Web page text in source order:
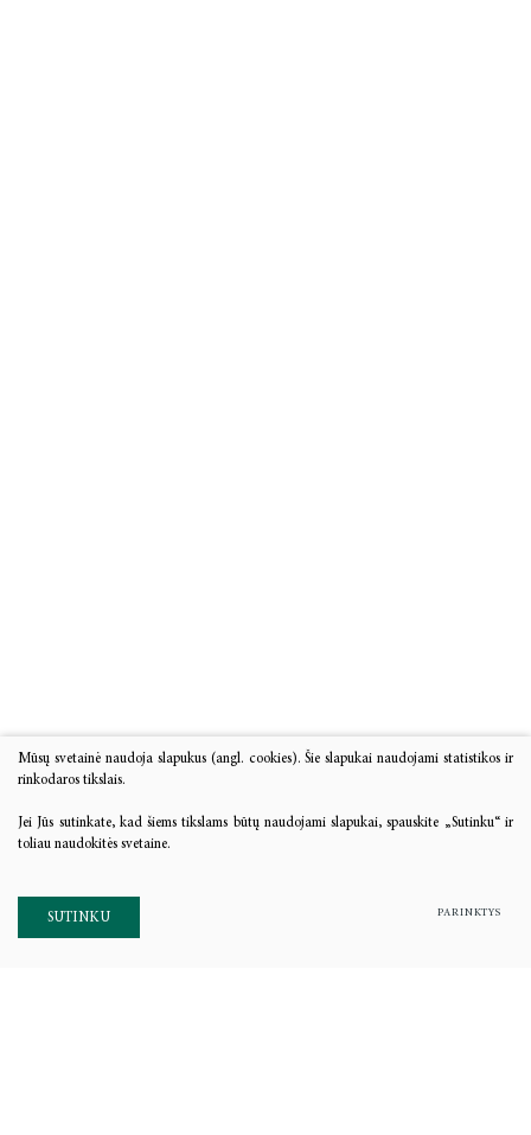
Mūsų svetainė naudoja slapukus (angl. cookies). Šie slapukai naudojami statistikos ir
rinkodaros tikslais.
Jei Jūs sutinkate, kad šiems tikslams būtų naudojami slapukai, spauskite „Sutinku“ ir
toliau naudokitės svetaine.
SUTINKU PARINKTYS